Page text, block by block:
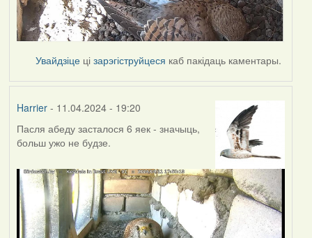
Увайдзіце цізарэгіструйцеся каб пакідаць каментары.
Harrier- 11.04.2024 - 19:20
Пасля абеду засталося 6 яек - значыць,
больш ужо не будзе.